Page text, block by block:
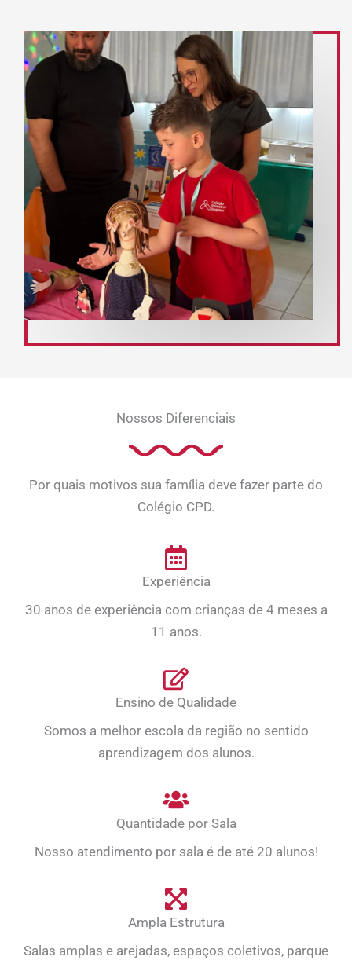
Nossos Diferenciais
Por quais motivos sua família deve fazer parte do
Colégio CPD.
Experiência
30 anos de experiência com crianças de 4 meses a
11 anos.
Ensino de Qualidade
Somos a melhor escola da região no sentido
aprendizagem dos alunos.
Quantidade por Sala
Nosso atendimento por sala é de até 20 alunos!
Ampla Estrutura
Salas amplas e arejadas, espaços coletivos, parque